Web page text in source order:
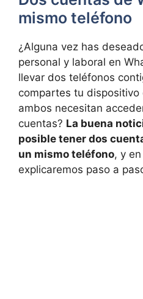
mismo teléfono
¿Alguna ‌vez ‍has
personal y ⁤laboral en
llevar dos teléfonos
compartes ⁢tu dispositivo
⁢ambos‌ necesitan
cuentas? La‍ buena
posible tener⁤ dos
un mismo teléfono, y
explicaremos‍ paso‍ a